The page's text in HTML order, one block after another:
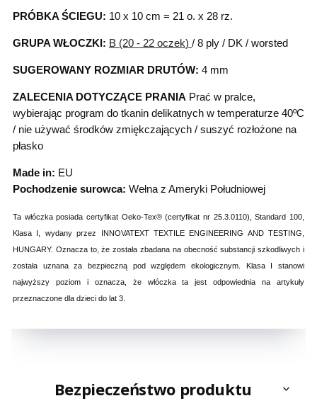
PRÓBKA ŚCIEGU: 10 x 10 cm = 21 o. x 28 rz.
GRUPA WŁOCZKI: B (20 - 22 oczek) / 8 ply / DK / worsted
SUGEROWANY ROZMIAR DRUTÓW: 4 mm
ZALECENIA DOTYCZĄCE PRANIA Prać w pralce,
wybierając program do tkanin delikatnych w temperaturze 40ºC
/ nie używać środków zmiękczających / suszyć rozłożone na
płasko
Made in: EU
Pochodzenie surowca: Wełna z Ameryki Południowej
Ta włóczka posiada certyfikat Oeko-Tex® (certyfikat nr 25.3.0110), Standard 100,
Klasa I, wydany przez INNOVATEXT TEXTILE ENGINEERING AND TESTING,
HUNGARY. Oznacza to, że została zbadana na obecność substancji szkodliwych i
została uznana za bezpieczną pod względem ekologicznym. Klasa I stanowi
najwyższy poziom i oznacza, że włóczka ta jest odpowiednia na artykuły
przeznaczone dla dzieci do lat 3.
Bezpieczeństwo produktu